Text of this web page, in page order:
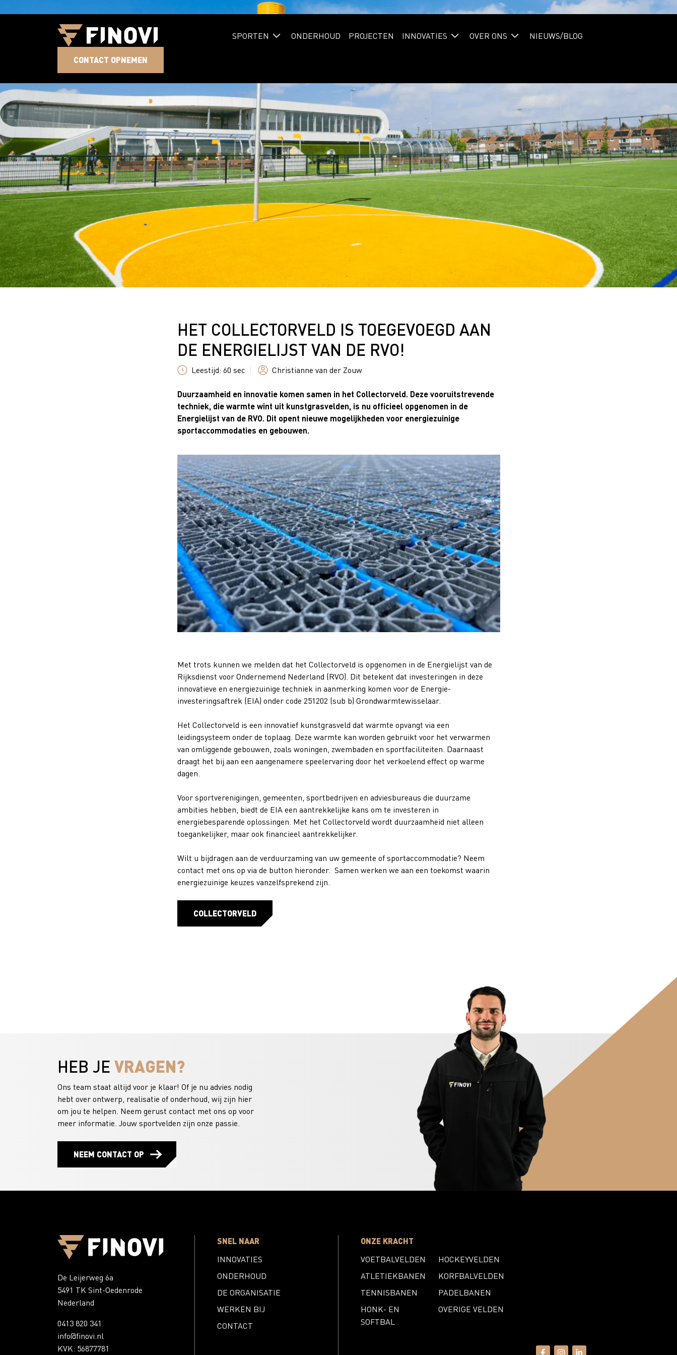
SPORTEN ONDERHOUD PROJECTEN INNOVATIES OVER ONS NIEUWS/BLOG
CONTACT OPNEMEN
HET COLLECTORVELD IS TOEGEVOEGD AAN
DE ENERGIELIJST VAN DE RVO!
Leestijd: 60 sec Christianne van der Zouw
Duurzaamheid en innovatie komen samen in het Collectorveld. Deze vooruitstrevende
techniek, die warmte wint uit kunstgrasvelden, is nu officieel opgenomen in de
Energielijst van de RVO. Dit opent nieuwe mogelijkheden voor energiezuinige
sportaccommodaties en gebouwen.
Met trots kunnen we melden dat het Collectorveld is opgenomen in de Energielijst van de
Rijksdienst voor Ondernemend Nederland (RVO). Dit betekent dat investeringen in deze
innovatieve en energiezuinige techniek in aanmerking komen voor de Energie-
investeringsaftrek (EIA) onder code 251202 (sub b) Grondwarmtewisselaar.
Het Collectorveld is een innovatief kunstgrasveld dat warmte opvangt via een
leidingsysteem onder de toplaag. Deze warmte kan worden gebruikt voor het verwarmen
van omliggende gebouwen, zoals woningen, zwembaden en sportfaciliteiten. Daarnaast
draagt het bij aan een aangenamere speelervaring door het verkoelend effect op warme
dagen.
Voor sportverenigingen, gemeenten, sportbedrijven en adviesbureaus die duurzame
ambities hebben, biedt de EIA een aantrekkelijke kans om te investeren in
energiebesparende oplossingen. Met het Collectorveld wordt duurzaamheid niet alleen
toegankelijker, maar ook financieel aantrekkelijker.
Wilt u bijdragen aan de verduurzaming van uw gemeente of sportaccommodatie? Neem
contact met ons op via de button hieronder. Samen werken we aan een toekomst waarin
energiezuinige keuzes vanzelfsprekend zijn.
COLLECTORVELD
HEB JE VRAGEN?
Ons team staat altijd voor je klaar! Of je nu advies nodig
hebt over ontwerp, realisatie of onderhoud, wij zijn hier
om jou te helpen. Neem gerust contact met ons op voor
meer informatie. Jouw sportvelden zijn onze passie.
NEEM CONTACT OP
De Leijerweg 6a
5491 TK Sint-Oedenrode
Nederland
0413 820 341
info@finovi.nl
KVK: 56877781
SNEL NAAR
INNOVATIES
ONDERHOUD
DE ORGANISATIE
WERKEN BIJ
CONTACT
ONZE KRACHT
VOETBALVELDEN
ATLETIEKBANEN
TENNISBANEN
HONK- EN
SOFTBAL
HOCKEYVELDEN
KORFBALVELDEN
PADELBANEN
OVERIGE VELDEN